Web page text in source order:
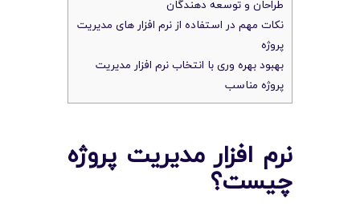
طراحان و توسعه ‌دهندگان
نکات مهم در استفاده از نرم افزار های مدیریت
پروژه
بهبود بهره ‌وری با انتخاب نرم افزار مدیریت
پروژه مناسب
نرم ‌افزار‌ مدیریت پروژه
چیست؟